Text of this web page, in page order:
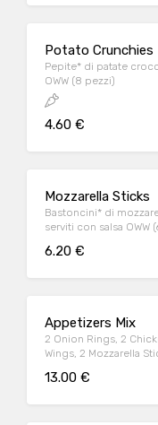
Potato Crunchies
Pepite* di patate
OWW (8 pezzi)
4.60 €
Mozzarella Sticks
Bastoncini* di
serviti con salsa OWW
6.20 €
Appetizers Mix
2 Onion Rings, 2
Wings, 2 Mozzarella Sticks, 6 Potato
13.00 €